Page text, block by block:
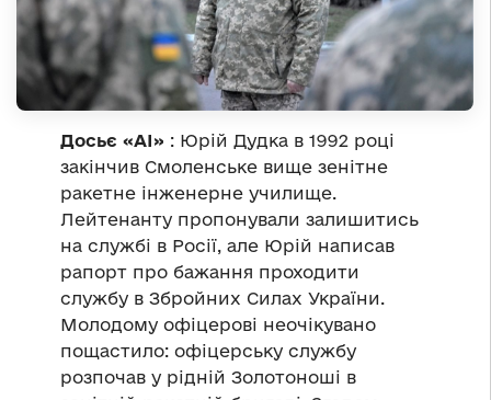
Досьє «АІ» : Юрій Дудка в 1992 році
закінчив Смоленське вище зенітне
ракетне інженерне училище.
Лейтенанту пропонували залишитись
на службі в Росії, але Юрій написав
рапорт про бажання проходити
службу в Збройних Силах України.
Молодому офіцерові неочікувано
пощастило: офіцерську службу
розпочав у рідній Золотоноші в